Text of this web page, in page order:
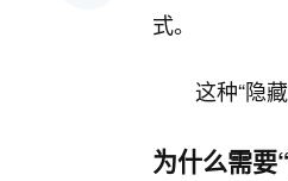
式。
这种“隐
为什么需要